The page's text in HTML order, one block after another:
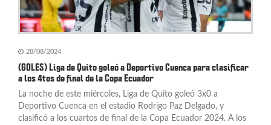
28/08/2024
(GOLES) Liga de Quito goleó a Deportivo Cuenca para clasificar
a los 4tos de final de la Copa Ecuador
La noche de este miércoles, Liga de Quito goleó 3x0 a
Deportivo Cuenca en el estadio Rodrigo Paz Delgado, y
clasificó a los cuartos de final de la Copa Ecuador 2024. A los